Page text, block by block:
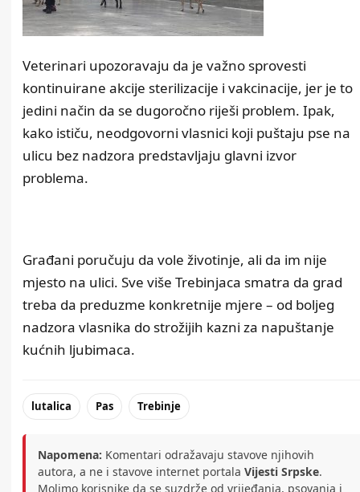
Veterinari upozoravaju da je važno sprovesti
kontinuirane akcije sterilizacije i vakcinacije, jer je to
jedini način da se dugoročno riješi problem. Ipak,
kako ističu, neodgovorni vlasnici koji puštaju pse na
ulicu bez nadzora predstavljaju glavni izvor
problema.
Građani poručuju da vole životinje, ali da im nije
mjesto na ulici. Sve više Trebinjaca smatra da grad
treba da preduzme konkretnije mjere – od boljeg
nadzora vlasnika do strožijih kazni za napuštanje
kućnih ljubimaca.
lutalica Pas Trebinje
Napomena: Komentari odražavaju stavove njihovih
autora, a ne i stavove internet portala Vijesti Srpske.
Molimo korisnike da se suzdrže od vrijeđanja, psovanja i